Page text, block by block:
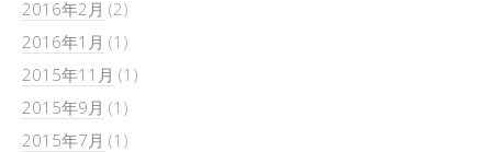
2016年2月 (2)
2016年1月 (1)
2015年11月 (1)
2015年9月 (1)
2015年7月 (1)